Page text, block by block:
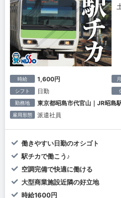
時給 1,600円
シフト 日勤
勤務地 東京都昭島市代官山｜JR昭島
雇用形態 派遣社員
働きやすい日勤のオシゴト
駅チカで働こう♪
空調完備で快適に働ける
大型商業施設近隣の好立地
時給1600円